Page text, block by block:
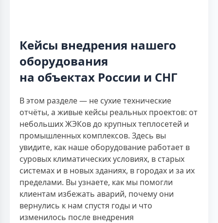
Кейсы внедрения нашего
оборудования
на объектах России и СНГ
В этом разделе — не сухие технические
отчёты, а живые кейсы реальных проектов: от
небольших ЖЭКов до крупных теплосетей и
промышленных комплексов. Здесь вы
увидите, как наше оборудование работает в
суровых климатических условиях, в старых
системах и в новых зданиях, в городах и за их
пределами. Вы узнаете, как мы помогли
клиентам избежать аварий, почему они
вернулись к нам спустя годы и что
изменилось после внедрения